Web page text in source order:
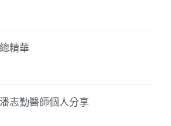
精華
志勤醫師個人分享